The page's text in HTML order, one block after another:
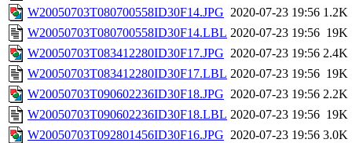
W20050703T080700558ID30F14.JPG 2020-07-23 19:56 1.2K
W20050703T080700558ID30F14.LBL 2020-07-23 19:56 19K
W20050703T083412280ID30F17.JPG 2020-07-23 19:56 2.4K
W20050703T083412280ID30F17.LBL 2020-07-23 19:56 19K
W20050703T090602236ID30F18.JPG 2020-07-23 19:56 2.2K
W20050703T090602236ID30F18.LBL 2020-07-23 19:56 19K
W20050703T092801456ID30F16.JPG 2020-07-23 19:56 3.0K